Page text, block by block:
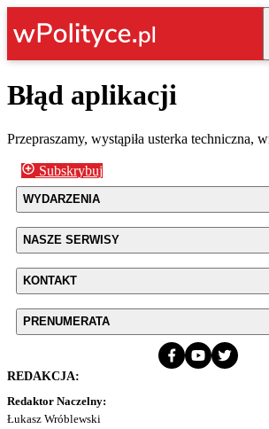
Błąd aplikacji
Przepraszamy, wystąpiła usterka techniczna,
Subskrybuj
WYDARZENIA
NASZE SERWISY
KONTAKT
PRENUMERATA
REDAKCJA:
Redaktor Naczelny:
Łukasz Wróblewski